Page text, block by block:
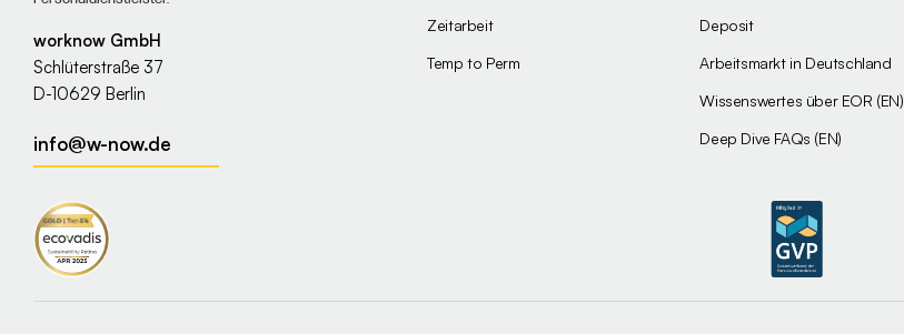
worknow GmbH
Schlüterstraße 37
D-10629 Berlin
info@w-now.de
Zeitarbeit
Temp to Perm
Deposit
Arbeitsmarkt in Deutschland
Wissenswertes über EOR (EN)
Deep Dive FAQs (EN)